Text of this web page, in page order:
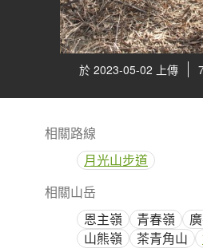
於 2023-05-02 上傳
相關路線
月光山步道
相關山岳
恩主嶺
青春嶺
山熊嶺
茶青角山